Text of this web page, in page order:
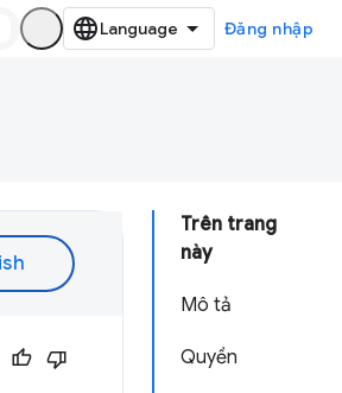
Đăng nhập
Trên trang
này
Mô tả
Quyền